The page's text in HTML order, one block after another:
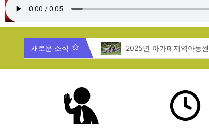
새로운 소식
년 제주도 지역탐방